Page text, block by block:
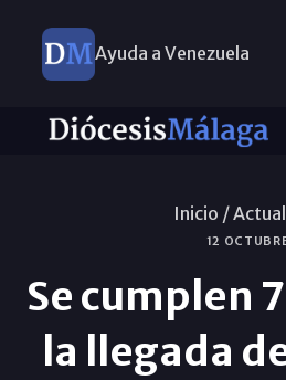
Ayuda a Venezuela
Inicio /
12
Se cumplen
la llegada